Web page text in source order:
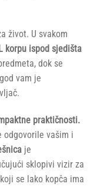
život. U svakom
korpu ispod sjedišta
dok se
vam je
praktičnosti.
odgovorile vašim i
je
sklopivi vizir za
se lako kopča ima